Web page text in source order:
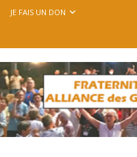
JE FAIS UN DON